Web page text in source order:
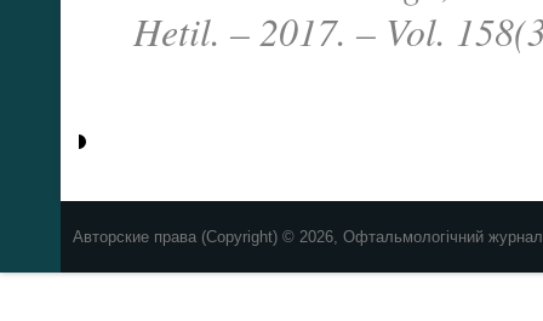
Hetil. – 2017. – Vol.
Авторские права (Copyright) © 2026, Офтальмологічний